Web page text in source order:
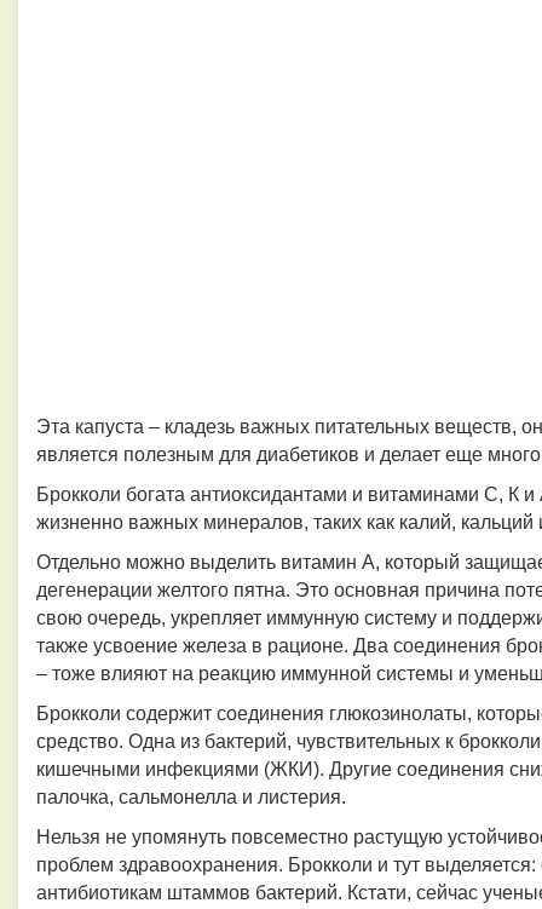
Эта капуста – кладезь важных питательных веществ,
является полезным для диабетиков и делает еще много
Брокколи богата антиоксидантами и витаминами С, К
жизненно важных минералов, таких как калий, кальций
Отдельно можно выделить витамин А, который
дегенерации желтого пятна. Это основная причина
свою очередь, укрепляет иммунную систему и
также усвоение железа в рационе. Два соединения
– тоже влияют на реакцию иммунной системы и
Брокколи содержит соединения глюкозинолаты,
средство. Одна из бактерий, чувствительных к
кишечными инфекциями (ЖКИ). Другие соединения
палочка, сальмонелла и листерия.
Нельзя не упомянуть повсеместно растущую
проблем здравоохранения. Брокколи и тут
антибиотикам штаммов бактерий. Кстати, сейчас